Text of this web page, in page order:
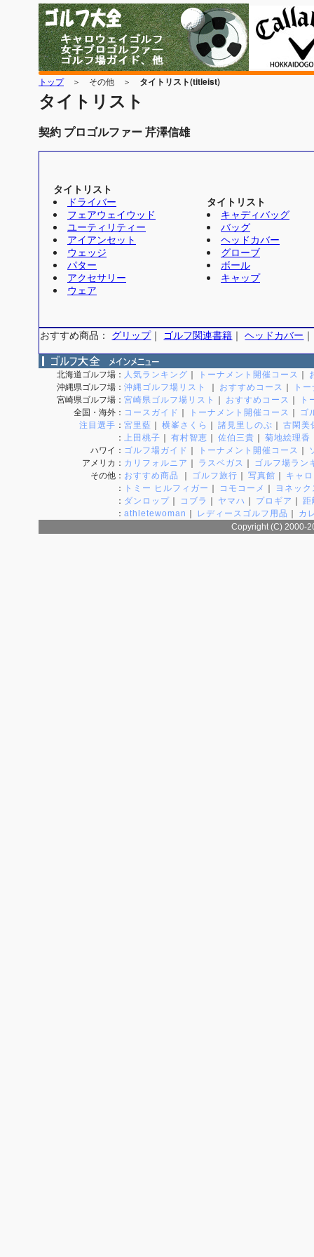
トップ＞ その他 ＞ タイトリスト(titleist)
タイトリスト
契約 プロゴルファー 芹澤信雄
タイトリスト
ドライバー
フェアウェイウッド
ユーティリティー
アイアンセット
ウェッジ
パター
アクセサリー
ウェア
タイトリスト
キャディバッグ
バッグ
ヘッドカバー
グローブ
ボール
キャップ
おすすめ商品： グリップ｜ ゴルフ関連書籍 ｜ヘッドカバー
北海道ゴルフ場 ： 人気ランキング トーナメント開催コース
沖縄県ゴルフ場 ： 沖縄ゴルフ場リスト おすすめコース
ト
宮崎県ゴルフ場 ： 宮崎県ゴルフ場リスト おすすめコース
ト
全国・海外 ： コースガイド トーナメント開催コース
ゴ
注目選手 ： 宮里藍 横峯さくら 諸見里しのぶ
古閑美
： 上田桃子 有村智恵 佐伯三貴 菊地絵理香
ハワイ ： ゴルフ場ガイド トーナメント開催コース
アメリカ ： カリフォルニア ラスベガス
ゴルフ場ラン
その他 ： おすすめ商品 ゴルフ旅行 写真館
キャ
：
トミー ヒルフィガー コモコーメ
ヨネック
： ダンロップ コブラ ヤマハ プロギア
距
： athletewoman レディースゴルフ用品
カ
Copyright (C) 2000-